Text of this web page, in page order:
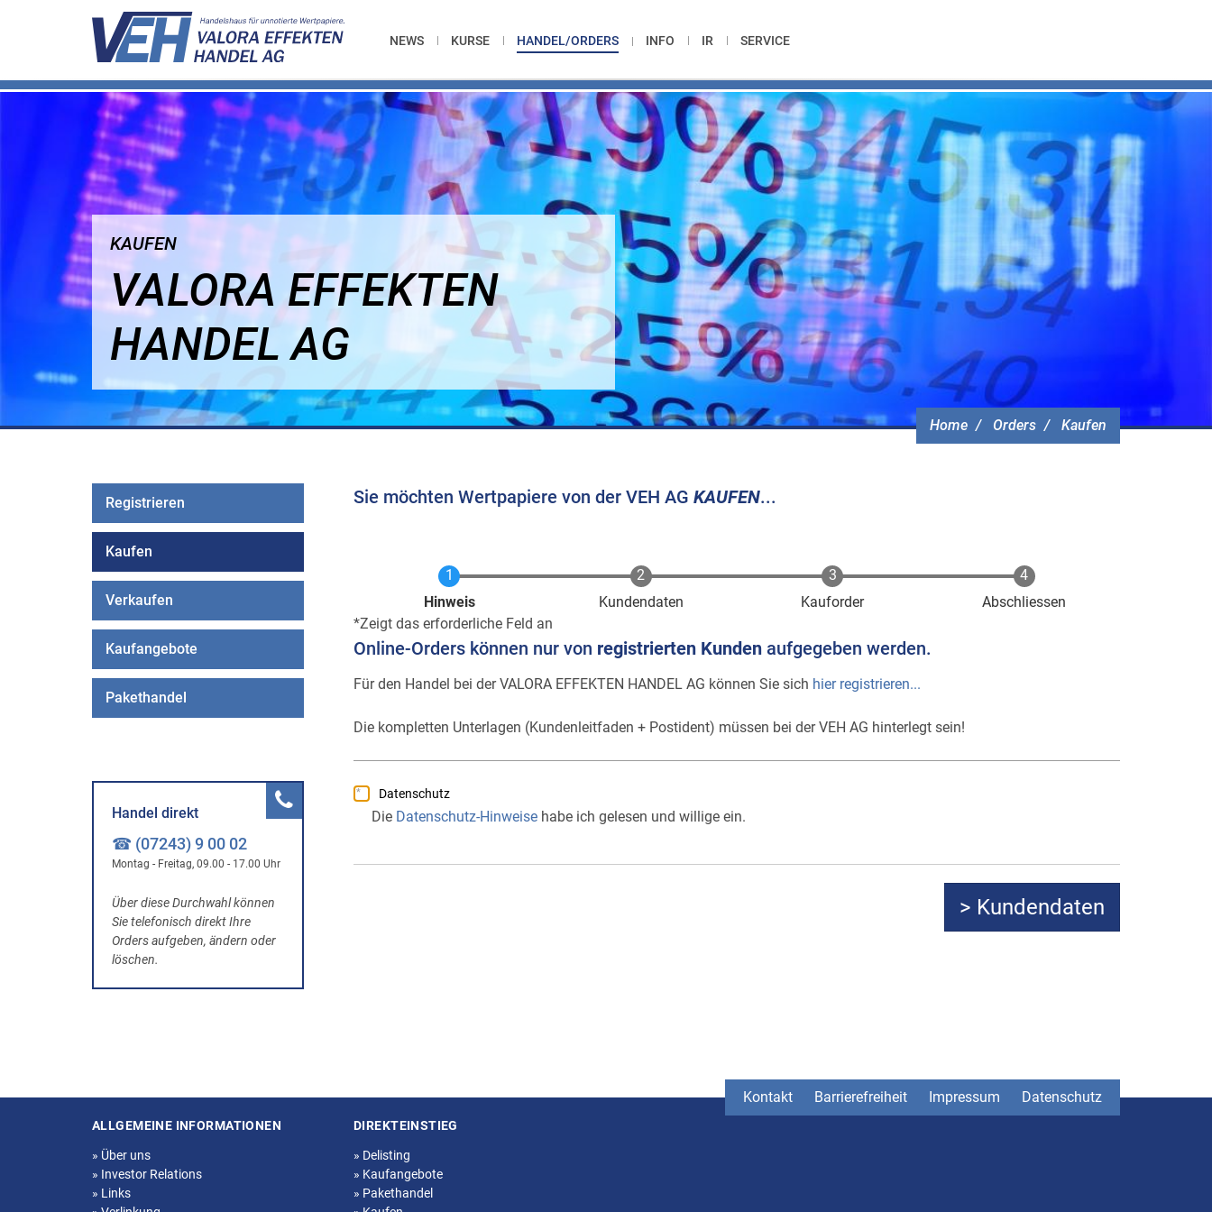
NEWS KURSE HANDEL/ORDERS INFO IR SERVICE
Home Orders Kaufen
KAUFEN
VALORA EFFEKTEN
HANDEL AG
Sie möchten Wertpapiere von der VEH AG KAUFEN...
Aktuell
Hinweis Kundendaten Kauforder
Abschliessen
Zeigt das erforderliche Feld an
Online-Orders können nur von registrierten Kunden aufgegeben werden.
Für den Handel bei der VALORA EFFEKTEN HANDEL AG können Sie sich hier registrieren...
Die kompletten Unterlagen (Kundenleitfaden + Postident) müssen bei der VEH AG hinterlegt sein!
Datenschutz
Die Datenschutz-Hinweise habe ich gelesen und willige ein.
Registrieren
Kaufen
Verkaufen
Kaufangebote
Pakethandel
Handel direkt
☎ (07243) 9 00 02
Montag - Freitag, 09.00 - 17.00 Uhr
Über diese Durchwahl können
Sie telefonisch direkt Ihre
Orders aufgeben, ändern oder
löschen.
Kontakt Barrierefreiheit Impressum Datenschutz
Seitenstruktur
ALLGEMEINE INFORMATIONEN
» Über uns
» Investor Relations
» Links
DIREKTEINSTIEG
» Delisting
» Kaufangebote
» Pakethandel